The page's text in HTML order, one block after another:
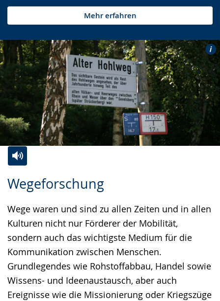
Mehr erfahren
Wegeforschung
Wege waren und sind zu allen Zeiten und in allen
Kulturen nicht nur Förderer der Mobilität,
sondern auch das wichtigste Medium für die
Kommunikation zwischen Menschen.
Grundlegendes wie Rohstoffabbau, Handel sowie
Wissens- und Ideenaustausch, aber auch
Ereignisse wie die Missionierung oder Kriegszüge
Leichten
wechseln.
Audio-
Video
Deutscher
Gebärdensprache
wird
angezeigt.